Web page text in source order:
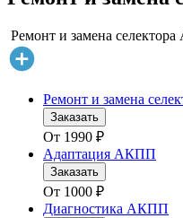
Ремонт и замена
Ремонт и замена
Заказать
От 1990 ₽
Адаптация АКПП
Заказать
От 1000 ₽
Диагностика АКПП